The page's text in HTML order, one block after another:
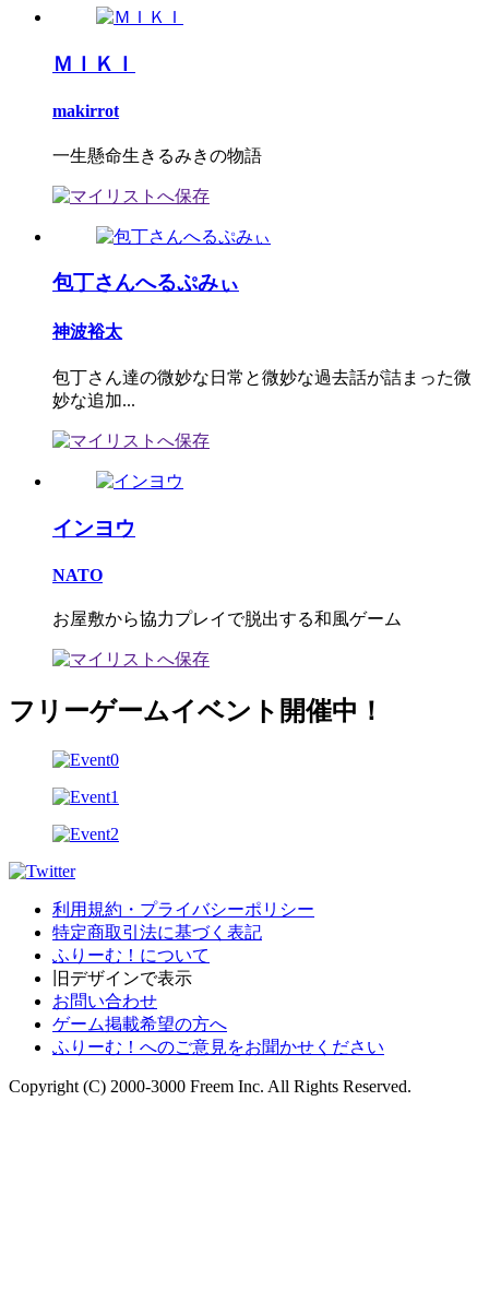
ＭＩＫＩ
makirrot
一生懸命生きるみきの物語
包丁さんへるぷみぃ
神波裕太
包丁さん達の微妙な日常と微妙な過去話が詰まった微
妙な追加...
インヨウ
NATO
お屋敷から協力プレイで脱出する和風ゲーム
フリーゲームイベント開催中！
利用規約・プライバシーポリシー
特定商取引法に基づく表記
ふりーむ！について
旧デザインで表示
お問い合わせ
ゲーム掲載希望の方へ
ふりーむ！へのご意見をお聞かせください
Copyright (C) 2000-3000 Freem Inc. All Rights Reserved.